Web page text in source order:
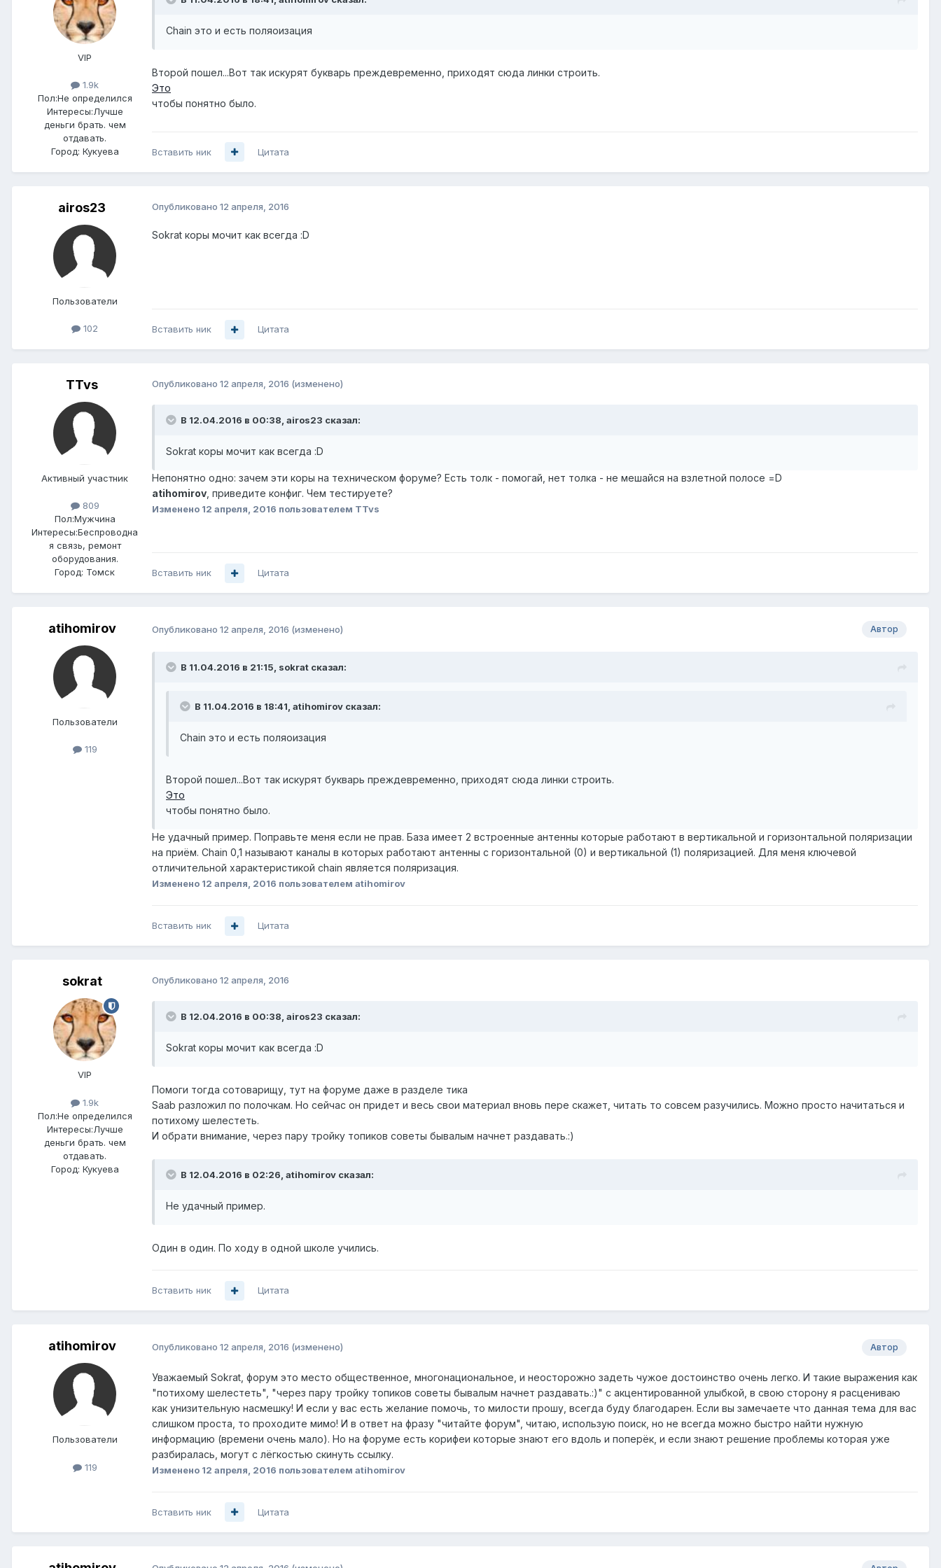
VIP
1.9k
Пол:Не определился
Интересы:Лучше
деньги брать. чем
отдавать.
Город: Кукуева
Chain это и есть поляоизация
Второй пошел...Вот так искурят букварь преждевременно, приходят сюда линки строить.
Это
чтобы понятно было.
Вставить ник Цитата
airos23
Пользователи
102
Опубликовано 12 апреля, 2016
Sokrat коры мочит как всегда :D
Вставить ник Цитата
TTvs
Активный участник
809
Пол:Мужчина
Интересы:Беспроводна
я связь, ремонт
оборудования.
Город: Томск
Опубликовано 12 апреля, 2016 (изменено)
В 12.04.2016 в 00:38, airos23 сказал:
Sokrat коры мочит как всегда :D
Непонятно одно: зачем эти коры на техническом форуме? Есть толк - помогай, нет толка - не мешайся на взлетной полосе =D
atihomirov , приведите конфиг. Чем тестируете?
Изменено 12 апреля, 2016 пользователем TTvs
Вставить ник Цитата
atihomirov
Пользователи
119
Автор
Опубликовано 12 апреля, 2016 (изменено)
В 11.04.2016 в 21:15, sokrat сказал:
В 11.04.2016 в 18:41, atihomirov сказал:
Chain это и есть поляоизация
Второй пошел...Вот так искурят букварь преждевременно, приходят сюда линки строить.
Это
чтобы понятно было.
Не удачный пример. Поправьте меня если не прав. База имеет 2 встроенные антенны которые работают в вертикальной и горизонтальной поляризации
на приём. Chain 0,1 называют каналы в которых работают антенны с горизонтальной (0) и вертикальной (1) поляризацией. Для меня ключевой
отличительной характеристикой chain является поляризация.
Изменено 12 апреля, 2016 пользователем atihomirov
Вставить ник Цитата
sokrat
VIP
1.9k
Пол:Не определился
Интересы:Лучше
деньги брать. чем
отдавать.
Город: Кукуева
Опубликовано 12 апреля, 2016
В 12.04.2016 в 00:38, airos23 сказал:
Sokrat коры мочит как всегда :D
Помоги тогда сотоварищу, тут на форуме даже в разделе тика
Saab разложил по полочкам. Но сейчас он придет и весь свои материал вновь пере скажет, читать то совсем разучились. Можно просто начитаться и
потихому шелестеть.
И обрати внимание, через пару тройку топиков советы бывалым начнет раздавать.:)
В 12.04.2016 в 02:26, atihomirov сказал:
Не удачный пример.
Один в один. По ходу в одной школе учились.
Вставить ник Цитата
atihomirov
Пользователи
119
Автор
Опубликовано 12 апреля, 2016 (изменено)
Уважаемый Sokrat, форум это место общественное, многонациональное, и неосторожно задеть чужое достоинство очень легко. И такие выражения как
"потихому шелестеть", "через пару тройку топиков советы бывалым начнет раздавать.:)" с акцентированной улыбкой, в свою сторону я расцениваю
как унизительную насмешку! И если у вас есть желание помочь, то милости прошу, всегда буду благодарен. Если вы замечаете что данная тема для вас
слишком проста, то проходите мимо! И в ответ на фразу "читайте форум", читаю, использую поиск, но не всегда можно быстро найти нужную
информацию (времени очень мало). Но на форуме есть корифеи которые знают его вдоль и поперёк, и если знают решение проблемы которая уже
разбиралась, могут с лёгкостью скинуть ссылку.
Изменено 12 апреля, 2016 пользователем atihomirov
Вставить ник Цитата